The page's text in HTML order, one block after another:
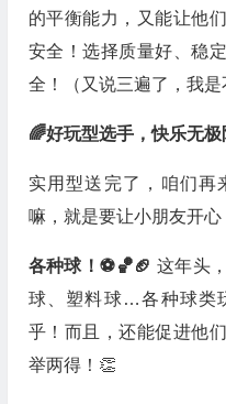
的平衡能力，又能让他
安全！选择质量好、稳
全！（又说三遍了，我
🌈好玩型选手，快乐无极
实用型送完了，咱们再
嘛，就是要让小朋友开心
各种球！⚽️🏀🏈 这年头
球、塑料球…各种球类
乎！而且，还能促进他
举两得！👏